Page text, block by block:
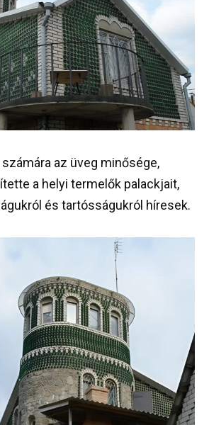
az üveg minősége,
a helyi termelők palackjait,
és tartósságukról híresek.